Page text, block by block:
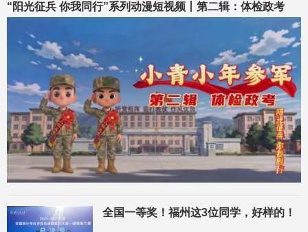
“阳光征兵 你我同行”系列动漫短视频丨第二辑：体检政考
全国一等奖！福州这3位同学，好样的！